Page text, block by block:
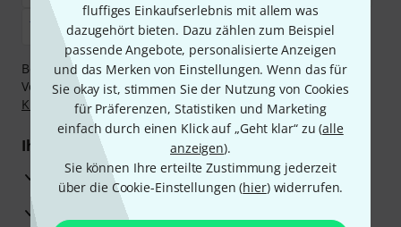
fluffiges Einkaufserlebnis mit allem was
dazugehört bieten. Dazu zählen zum Beispiel
passende Angebote, personalisierte Anzeigen
und das Merken von Einstellungen. Wenn das für
Sie okay ist, stimmen Sie der Nutzung von Cookies
für Präferenzen, Statistiken und Marketing
einfach durch einen Klick auf „Geht klar“ zu (alle
anzeigen).
Sie können Ihre erteilte Zustimmung jederzeit
über die Cookie-Einstellungen (hier) widerrufen.
Bezahlen Sie vertraulich und sicher per Nachnahme,
Vorkasse, PayPal, Amazon Pay,Klarna Sofort bezahlen,
Klarna Ratenzahlungoder Kreditkarte.
Ihre Vorteile
3 Jahre Thomann Garantie
30 Tage Money-Back-Garantie